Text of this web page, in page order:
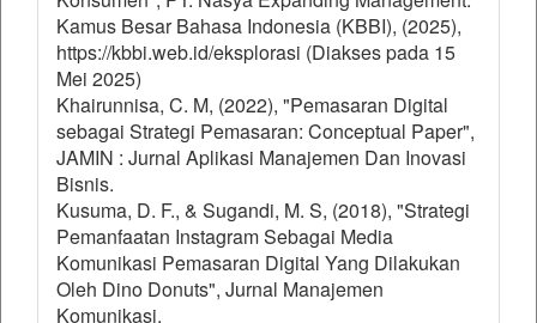
Kamus Besar Bahasa Indonesia (KBBI), (2025),
https://kbbi.web.id/eksplorasi (Diakses pada 15
Mei 2025)
Khairunnisa, C. M, (2022), "Pemasaran Digital
sebagai Strategi Pemasaran: Conceptual Paper",
JAMIN : Jurnal Aplikasi Manajemen Dan Inovasi
Bisnis.
Kusuma, D. F., & Sugandi, M. S, (2018), "Strategi
Pemanfaatan Instagram Sebagai Media
Komunikasi Pemasaran Digital Yang Dilakukan
Oleh Dino Donuts", Jurnal Manajemen
Komunikasi.